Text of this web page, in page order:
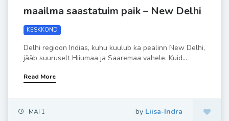
maailma saastatuim paik – New Delhi
KESKKOND
Delhi regioon Indias, kuhu kuulub ka pealinn New Delhi,
jääb suuruselt Hiiumaa ja Saaremaa vahele. Kuid...
Read More
MAI 1 by Liisa-Indra